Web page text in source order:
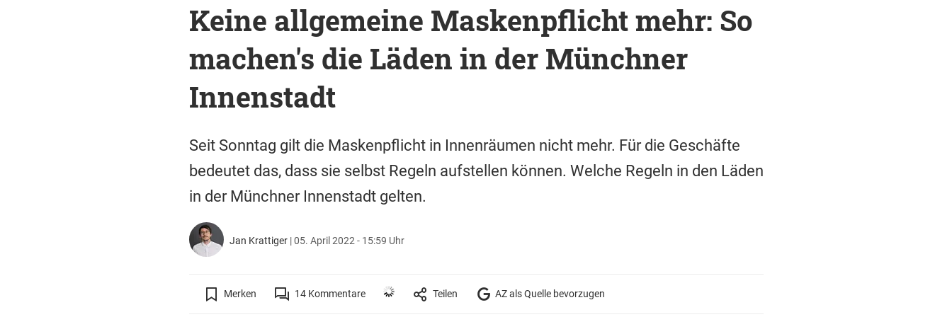
Keine allgemeine Maskenpflicht mehr: So
machen's die Läden in der Münchner
Innenstadt
Seit Sonntag gilt die Maskenpflicht in Innenräumen nicht mehr. Für die Geschäfte
bedeutet das, dass sie selbst Regeln aufstellen können. Welche Regeln in den Läden
in der Münchner Innenstadt gelten.
Jan Krattiger |05. April 2022 - 15:59 Uhr
Merken 14Kommentare Teilen AZ als Quelle bevorzugen